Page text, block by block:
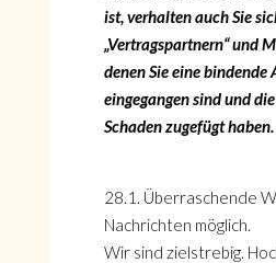
ist, verhalten auch Sie
„Vertragspartnern“ und
denen Sie eine bindende
eingegangen sind und
Schaden zugefügt haben.
28.1. Überraschende
Nachrichten möglich.
Wir sind zielstrebig.